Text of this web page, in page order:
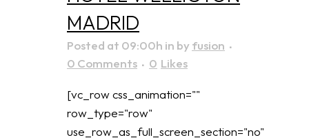
MADRID
Posted at 09:00h in byfusion
0 Comments
0 Likes
[vc_row css_animation=""
row_type="row"
use_row_as_full_screen_section="no"